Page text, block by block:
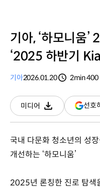
기아, ‘하모니움’
‘2025 하반기
기아2026.01.20
2min400
미디어
다운로드
선호
국내 다문화 청소년의 성
개선하는 ‘하모니움’
2025년 론칭한 진로 탐색